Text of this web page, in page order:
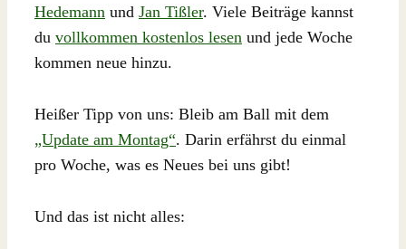
Hedemann und Jan Tißler. Viele Beiträge kannst
du vollkommen kostenlos lesen und jede Woche
kommen neue hinzu.
Heißer Tipp von uns: Bleib am Ball mit dem
„Update am Montag“. Darin erfährst du einmal
pro Woche, was es Neues bei uns gibt!
Und das ist nicht alles: